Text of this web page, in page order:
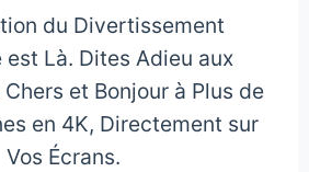
du Divertissement
est Là. Dites Adieu aux
et Bonjour à Plus de
en 4K, Directement sur
Vos Écrans.